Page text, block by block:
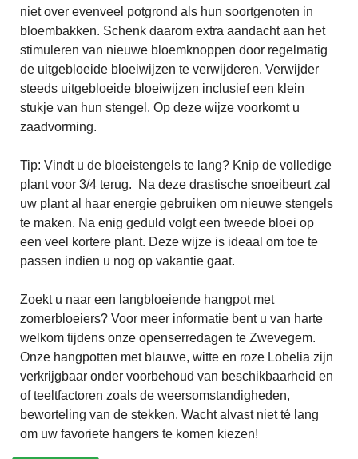
niet over evenveel potgrond als hun soortgenoten in
bloembakken. Schenk daarom extra aandacht aan het
stimuleren van nieuwe bloemknoppen door regelmatig
de uitgebloeide bloeiwijzen te verwijderen. Verwijder
steeds uitgebloeide bloeiwijzen inclusief een klein
stukje van hun stengel. Op deze wijze voorkomt u
zaadvorming.
Tip: Vindt u de bloeistengels te lang? Knip de volledige
plant voor 3/4 terug. Na deze drastische snoeibeurt zal
uw plant al haar energie gebruiken om nieuwe stengels
te maken. Na enig geduld volgt een tweede bloei op
een veel kortere plant. Deze wijze is ideaal om toe te
passen indien u nog op vakantie gaat.
Zoekt u naar een langbloeiende hangpot met
zomerbloeiers? Voor meer informatie bent u van harte
welkom tijdens onze openserredagen te Zwevegem.
Onze hangpotten met blauwe, witte en roze Lobelia zijn
verkrijgbaar onder voorbehoud van beschikbaarheid en
of teeltfactoren zoals de weersomstandigheden,
beworteling van de stekken. Wacht alvast niet té lang
om uw favoriete hangers te komen kiezen!